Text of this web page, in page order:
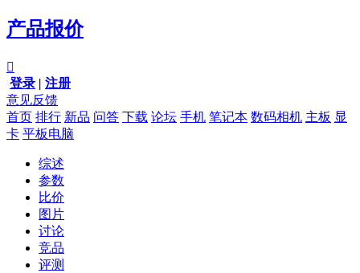
产品报价

登录 | 注册
意见反馈
首页 排行 新品 问答 下载 论坛 手机 笔记本 数码相机 主板 显
卡 平板电脑
综述
参数
比价
图片
讨论
竞品
评测